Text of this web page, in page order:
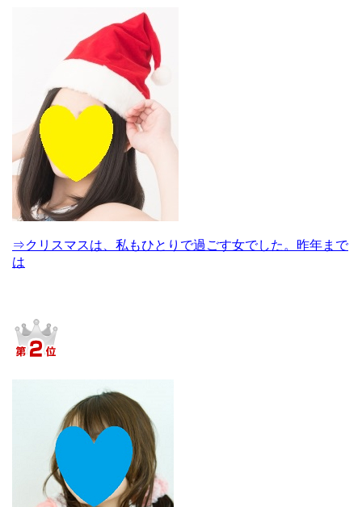
⇒クリスマスは、私もひとりで過ごす女でした。昨年まで
は